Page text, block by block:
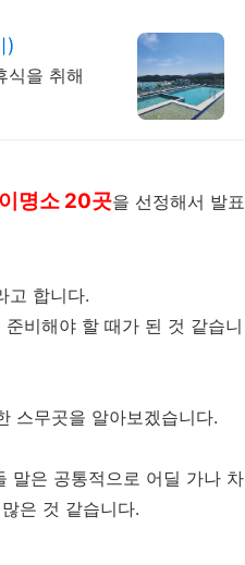
)
식을 취해
명소20곳을 선정해서 발표
고 합니다.
비해야 할 때가 된 것 같습니
스무곳을 알아보겠습니다.
말은 공통적으로 어딜 가나 차
은 것 같습니다.